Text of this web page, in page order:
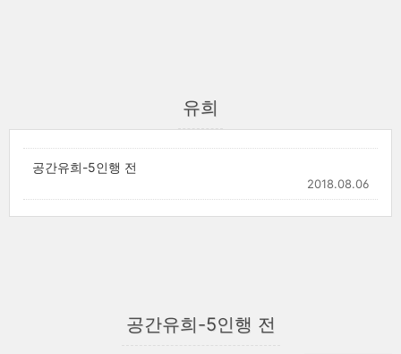
유희
공간유희-5인행 전
2018.08.06
공간유희-5인행 전